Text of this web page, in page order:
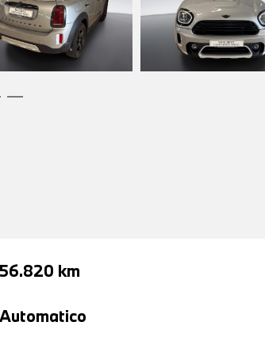
56.820 km
Automatico